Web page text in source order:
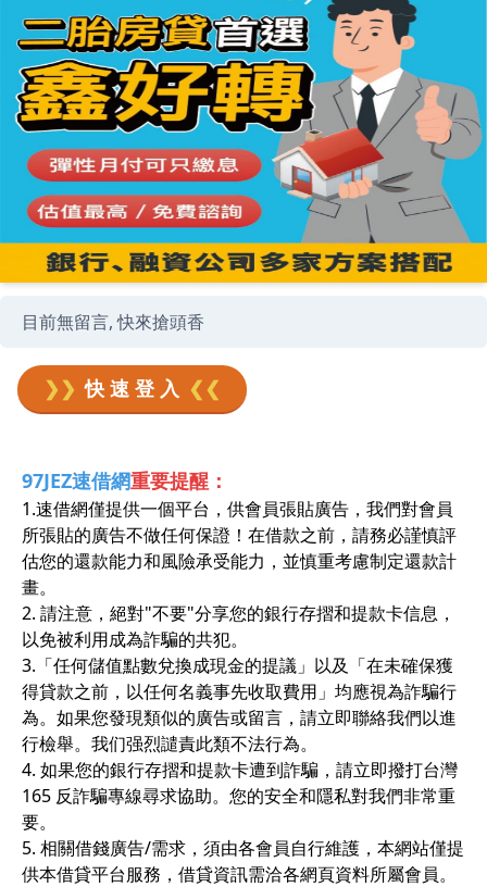
目前無留言, 快來搶頭香
❯❯ 快 速 登 入 ❮❮
97JEZ速借網重要提醒：
1.速借網僅提供一個平台，供會員張貼廣告，我們對會員
所張貼的廣告不做任何保證！在借款之前，請務必謹慎評
估您的還款能力和風險承受能力，並慎重考慮制定還款計
畫。
2. 請注意，絕對"不要"分享您的銀行存摺和提款卡信息，
以免被利用成為詐騙的共犯。
3.「任何儲值點數兌換成現金的提議」以及「在未確保獲
得貸款之前，以任何名義事先收取費用」均應視為詐騙行
為。如果您發現類似的廣告或留言，請立即聯絡我們以進
行檢舉。我们强烈譴責此類不法行為。
4. 如果您的銀行存摺和提款卡遭到詐騙，請立即撥打台灣
165 反詐騙專線尋求協助。您的安全和隱私對我們非常重
要。
5. 相關借錢廣告/需求，須由各會員自行維護，本網站僅提
供本借貸平台服務，借貸資訊需洽各網頁資料所屬會員。